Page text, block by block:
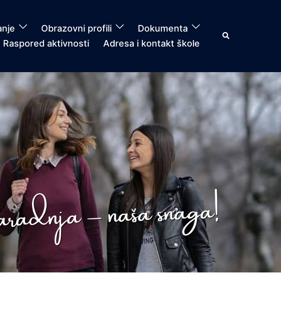
Obrazovni profili
Dokumenta
Raspored aktivnosti Adresa i kontakt škole
Search